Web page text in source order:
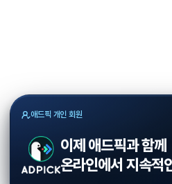
애드픽 개인 회원
이제 애드픽과 함께
온라인에서 지속적